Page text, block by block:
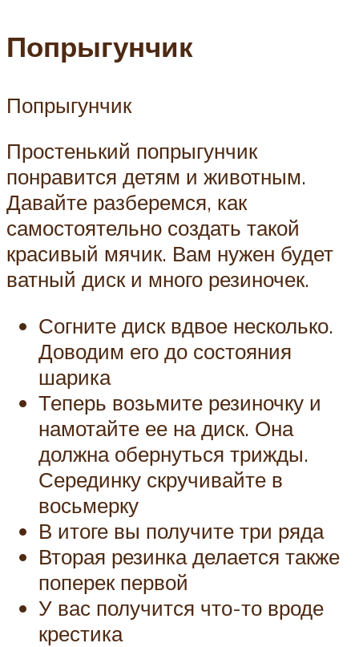
Попрыгунчик
Попрыгунчик
Простенький попрыгунчик
понравится детям и животным.
Давайте разберемся, как
самостоятельно создать такой
красивый мячик. Вам нужен будет
ватный диск и много резиночек.
Согните диск вдвое несколько.
Доводим его до состояния
шарика
Теперь возьмите резиночку и
намотайте ее на диск. Она
должна обернуться трижды.
Серединку скручивайте в
восьмерку
В итоге вы получите три ряда
Вторая резинка делается также
поперек первой
У вас получится что-то вроде
крестика